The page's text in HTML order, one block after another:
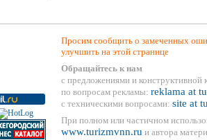
Просим сообщить о замеченных
улучшить на этой странице
Обращайтесь к нам
с предложениями и конструктивной
по вопросам рекламы: reklama at
с техническими вопросами: site at
При полном или частичном
www.turizmvnn.ru и автора